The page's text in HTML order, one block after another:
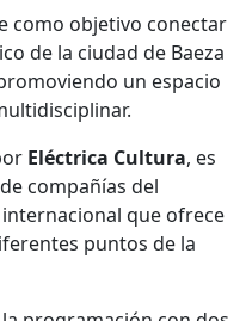
como objetivo conectar
de la ciudad de Baeza
un espacio
Eléctrica Cultura, es
compañías del
que ofrece
puntos de la